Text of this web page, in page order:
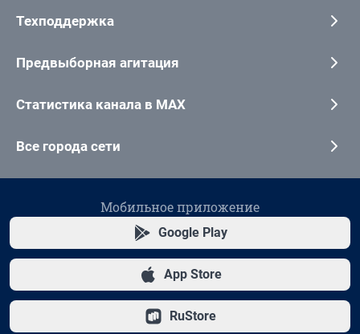
Техподдержка
Предвыборная агитация
Статистика канала в MAX
Все города сети
Мобильное приложение
Google Play
App Store
RuStore